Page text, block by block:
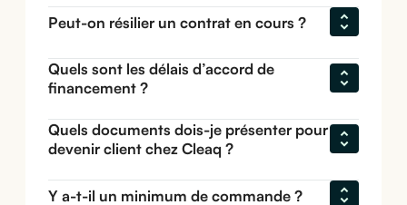
Peut-on résilier un contrat en cours ?
Quels sont les délais d’accord de
financement ?
Quels documents dois-je présenter pour
devenir client chez Cleaq ?
Y a-t-il un minimum de commande ?